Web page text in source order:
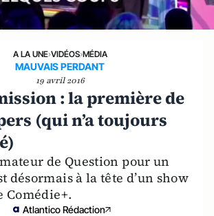
A LA UNE›VIDÉOS›MÉDIA
MAUVAIS PERDANT
19 avril 2016
: la première de
(qui n’a toujours
de Question pour un
désormais à la tête d’un show
Comédie+.
Atlantico Rédaction